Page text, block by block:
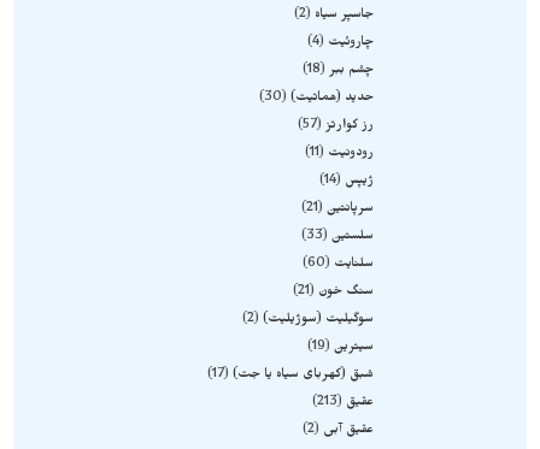
جاسپر سیاه
2
چاروئیت
4
چشم ببر 18
حدید (هماتیت) 30
رز کوارتز 57
رودونیت
11
ژیپس
14
سرپانتین 21
سلستین 33
سلنایت
60
سنگ خون
21
سوگیلیت (سوژیلیت) 2
سیترین 19
شبق (کهربای سیاه یا جت) 17
عقیق
213
عقیق آبی
2